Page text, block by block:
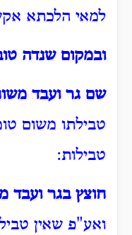
למאי הלכתא
ובמקום שנדה
שם גר ועבד
טבילתו משום
טבילות:
חוצץ בגר ועבד
ואע"פ שאין